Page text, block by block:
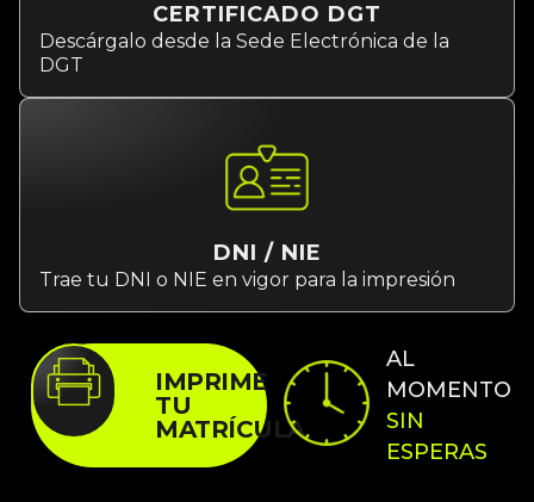
CERTIFICADO DGT
Descárgalo desde la Sede Electrónica de la
DGT
DNI / NIE
Trae tu DNI o NIE en vigor para la impresión
IMPRIME
TU
MATRÍCULA
AL
MOMENTO
SIN
ESPERAS